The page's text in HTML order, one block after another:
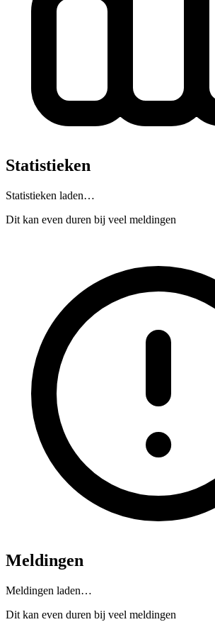
Statistieken
Statistieken laden…
Dit kan even duren bij veel meldingen
Meldingen
Meldingen laden…
Dit kan even duren bij veel meldingen